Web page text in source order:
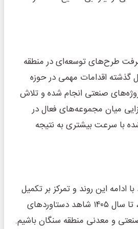
طرح‌های توسعه‌ای در منطقه
گذشته اقدامات مهمی در حوزه
صنعتی انجام شده و تلاش
میان مجموعه‌های فعال در
با سرعت بیشتری به نتیجه
با ادامه این روند و تمرکز بر تکمیل
پروژه‌های در دست اجرا، تا سال ۱۴۰۵ شاهد دستاوردهای
و معدنی منطقه سنگان باشیم.